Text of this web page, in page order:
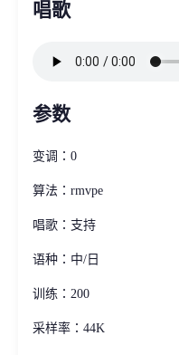
唱歌
参数
变调：0
算法：rmvpe
唱歌：支持
语种：中/日
训练：200
采样率：44K